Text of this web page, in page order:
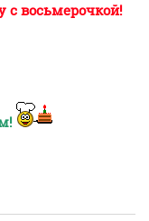
восьмерочкой!